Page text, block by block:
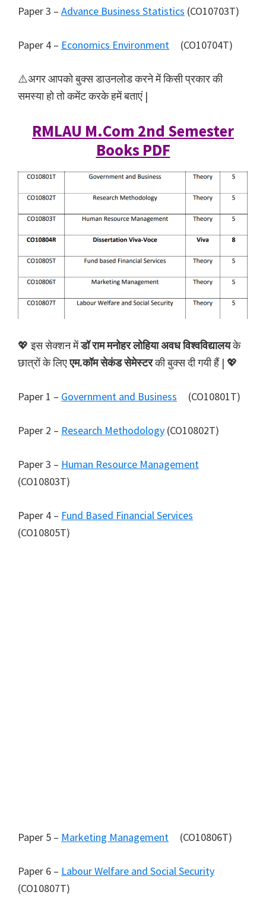
Paper 3 – Advance Business Statistics (CO10703T)
Paper 4 – Economics Environment (CO10704T)
⚠️अगर आपको बुक्स डाउनलोड करने में किसी प्रकार की
समस्या हो तो कमेंट करके हमें बताएं |
RMLAU M.Com 2nd Semester
Books PDF
💖 इस सेक्शन मेंडॉ राम मनोहर लोहिया अवध विश्वविद्यालयके
छात्रों के लिएएम.कॉम सेकंड सेमेस्टरकी बुक्स दी गयी हैं | 💖
Paper 1 – Government and Business (CO10801T)
Paper 2 – Research Methodology (CO10802T)
Paper 3 – Human Resource Management
(CO10803T)
Paper 4 – Fund Based Financial Services
(CO10805T)
Paper 5 – Marketing Management (CO10806T)
Paper 6 – Labour Welfare and Social Security
(CO10807T)